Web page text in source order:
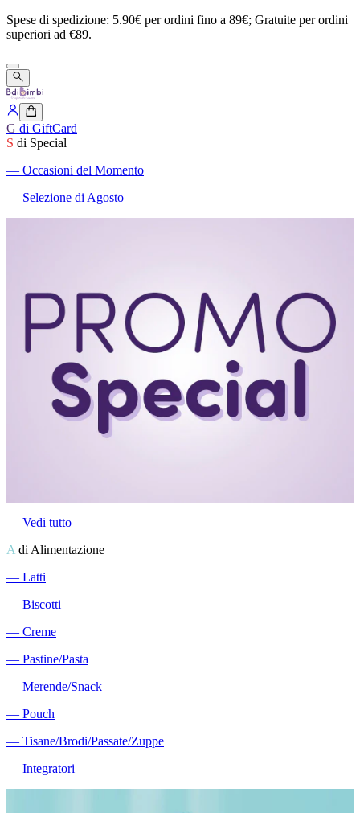
Spese di spedizione: 5.90€ perordini fino a 89€; Gratuite perordini
superiori ad €89.
G di GiftCard
S di Special
― Occasioni del Momento
― Selezione di Agosto
― Vedi tutto
A di Alimentazione
― Latti
― Biscotti
― Creme
― Pastine/Pasta
― Merende/Snack
― Pouch
― Tisane/Brodi/Passate/Zuppe
― Integratori